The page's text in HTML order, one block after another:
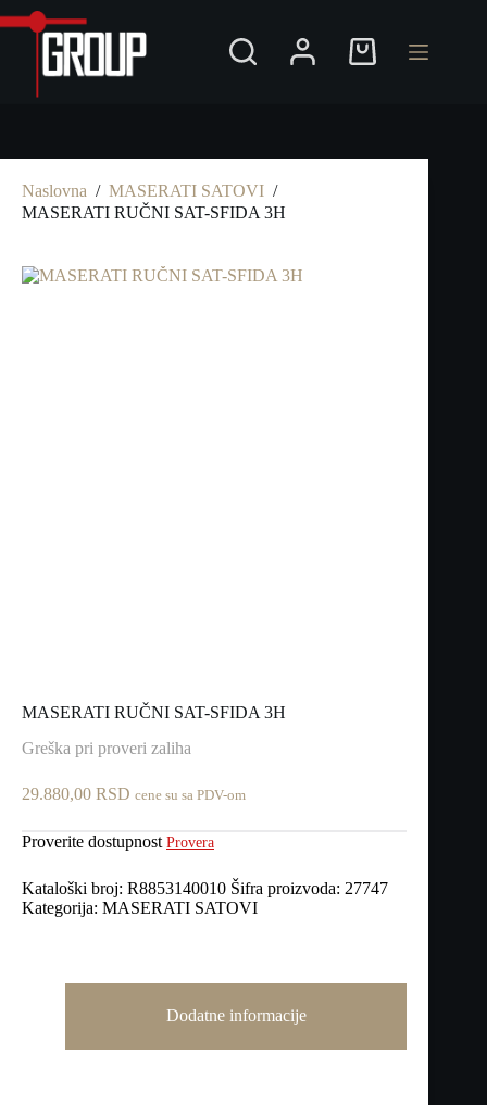
Preskoči
na
Shopping
Naslovna / MASERATI SATOVI /
MASERATI RUČNI SAT-SFIDA 3H
MASERATI RUČNI SAT-SFIDA 3H
Greška pri proveri zaliha
29.880,00 RSD cene su sa PDV-om
Proverite dostupnost Provera
Kataloški broj: R8853140010 Šifra proizvoda: 27747
Kategorija: MASERATI SATOVI
Dodatne informacije